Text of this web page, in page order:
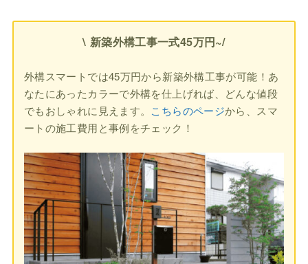
\ 新築外構工事一式45万円~/
外構スマートでは45万円から新築外構工事が可能！あ
なたにあったカラーで外構を仕上げれば、どんな値段
でもおしゃれに見えます。 こちらのページから、スマ
ートの施工費用と事例をチェック！